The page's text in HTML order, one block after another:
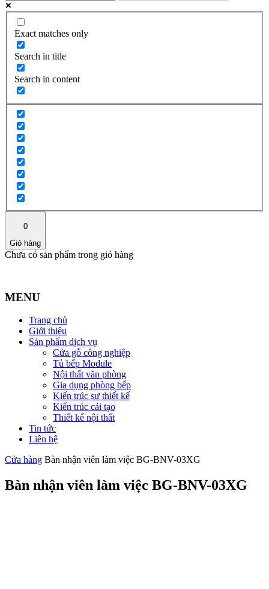
Exact matches only
Search in title
Search in content
0
Giỏ hàng
Chưa có sản phẩm trong giỏ hàng
MENU
Trang chủ
Giới thiệu
Sản phẩm dịch vụ
Cửa gỗ công nghiệp
Tủ bếp Module
Nội thất văn phòng
Gia dụng phòng bếp
Kiến trúc sư thiết kế
Kiến trúc cải tạo
Thiết kế nội thất
Tin tức
Liên hệ
Cửa hàng Bàn nhận viên làm việc BG-BNV-03XG
Bàn nhận viên làm việc BG-BNV-03XG